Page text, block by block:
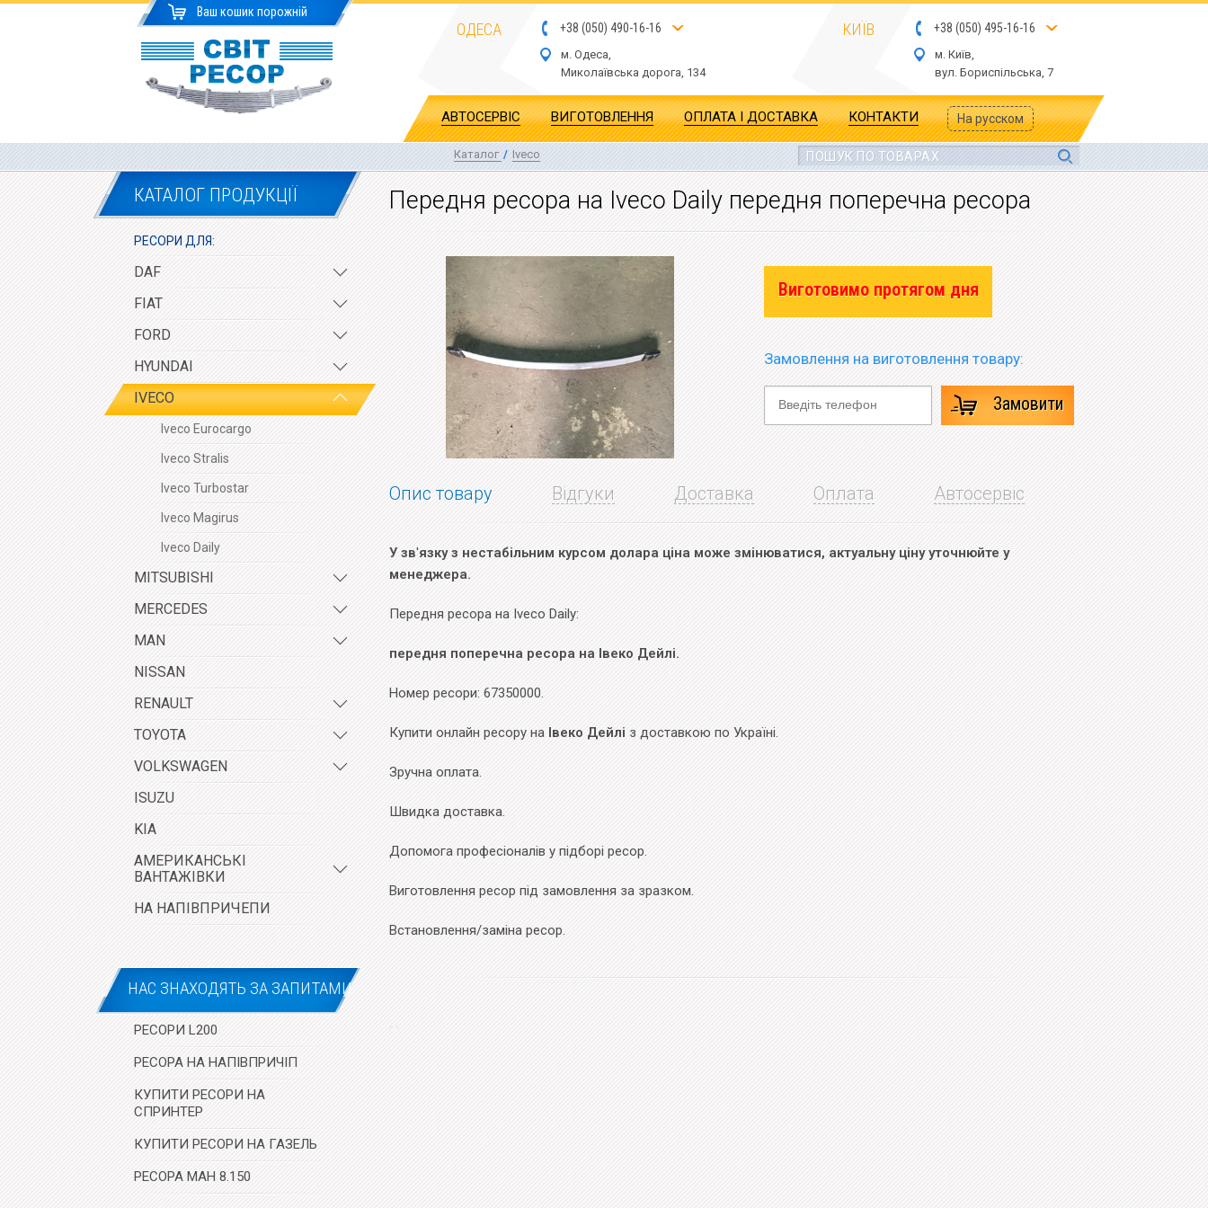
Ваш кошик порожній
ОДЕСА +38 (050) 490-16-16
м. Одеса,
Миколаївська дорога, 134
КИЇВ +38 (050) 495-16-16
м. Київ,
вул. Бориспільська, 7
АВТОСЕРВІС ВИГОТОВЛЕННЯ ОПЛАТА І ДОСТАВКА КОНТАКТИ На русском
КАТАЛОГ ПРОДУКЦІЇ
РЕСОРИ ДЛЯ:
DAF
FIAT
FORD
HYUNDAI
IVECO
Iveco Eurocargo
Iveco Stralis
Iveco Turbostar
Iveco Magirus
Iveco Daily
MITSUBISHI
MERCEDES
MAN
NISSAN
RENAULT
TOYOTA
VOLKSWAGEN
ISUZU
KIA
АМЕРИКАНСЬКІ
ВАНТАЖІВКИ
НА НАПІВПРИЧЕПИ
НАС ЗНАХОДЯТЬ ЗА ЗАПИТАМИ
РЕСОРИ L200
РЕСОРА НА НАПІВПРИЧІП
КУПИТИ РЕСОРИ НА
СПРИНТЕР
КУПИТИ РЕСОРИ НА ГАЗЕЛЬ
РЕСОРА МАН 8.150
Каталог / Iveco
Передня ресора на Iveco Daily передня поперечна ресора
Виготовимо протягом дня
Замовлення на виготовлення товару:
Замовити
Опис товару Відгуки Доставка Оплата Автосервіс
У зв'язку з нестабільним курсом долара ціна може змінюватися, актуальну ціну уточнюйте у
менеджера.
Передня ресора на Iveco Daily:
передня поперечна ресора на Івеко Дейлі.
Номер ресори: 67350000.
Купити онлайн ресору на Івеко Дейлі з доставкою по Україні.
Зручна оплата.
Швидка доставка.
Допомога професіоналів у підборі ресор.
Виготовлення ресор під замовлення за зразком.
Встановлення/заміна ресор.